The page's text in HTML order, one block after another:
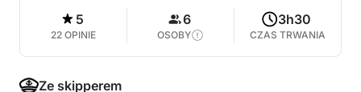
5
22 OPINIE
6
OSOBY
3h30
CZAS TRWANIA
Ze skipperem